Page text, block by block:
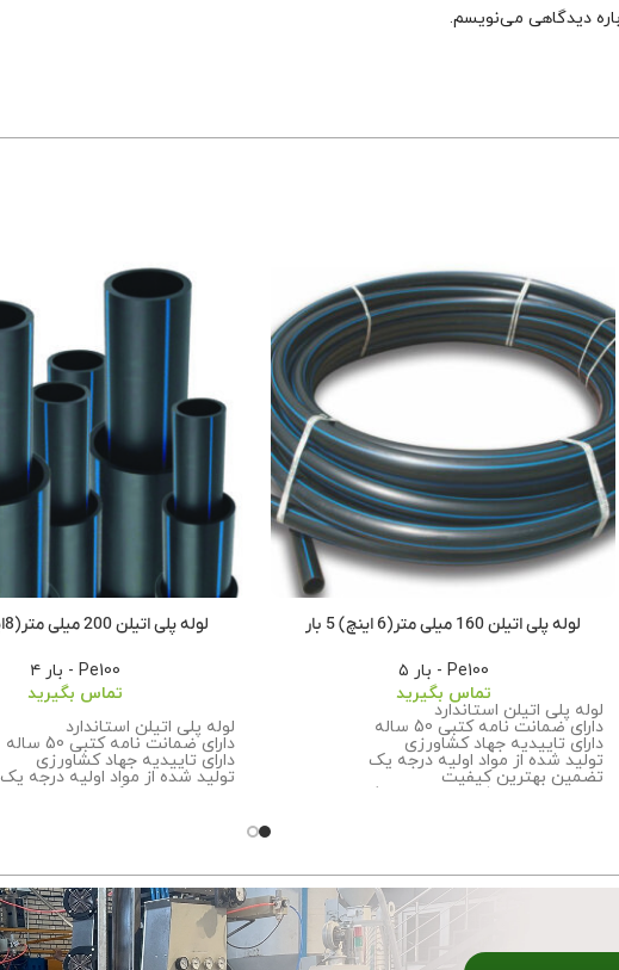
دیدگاهی می‌نویسم.
لوله پلی اتیلن 160 میلی متر(6 اینچ) 5 بار
Pe100 - بار ۵
تماس بگیرید
لوله پلی اتیلن استاندارد
دارای ضمانت نامه کتبی 50 ساله
دارای تاییدیه جهاد کشاورزی
تولید شده از مواد اولیه درجه یک
تضمین بهترین کیفیت
برای اطلاعات بیشتر درباره سفارش این
لوله پلی اتیلن 200 میلی متر(8اینچ) 4بار
Pe100 - بار ۴
تماس بگیرید
لوله پلی اتیلن استاندارد
دارای ضمانت نامه کتبی 50 ساله
دارای تاییدیه جهاد کشاورزی
تولید شده از مواد اولیه درجه یک
تضمین بهترین کیفیت